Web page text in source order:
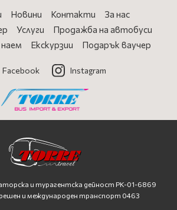
Новини Контакти
За нас
Услуги
Продажба на автобуси
Екскурзии Подарък ваучер
Facebook Instagram
и турагентска дейност PK-01-6869
и международен транспорт 0463